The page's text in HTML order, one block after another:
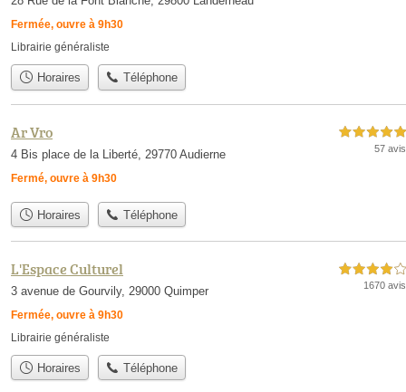
Fermée, ouvre à 9h30
Librairie généraliste
Horaires Téléphone
Ar Vro
4 Bis place de la Liberté, 29770 Audierne
Fermé, ouvre à 9h30
5,0 étoiles sur 5
57 avis
Horaires Téléphone
L'Espace Culturel
3 avenue de Gourvily, 29000 Quimper
Fermée, ouvre à 9h30
4,0 étoiles sur 5
1670 avis
Librairie généraliste
Horaires Téléphone